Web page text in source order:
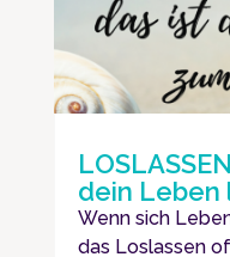
dein Leben
Wenn sich
das Loslassen